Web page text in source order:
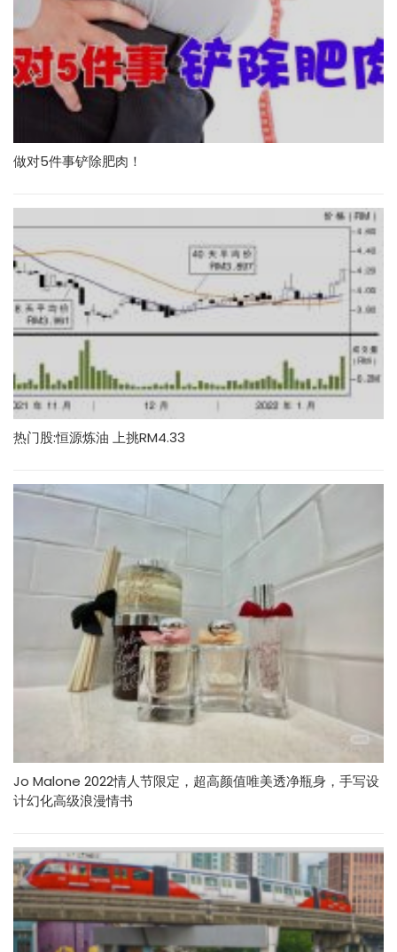
做对5件事铲除肥肉！
热门股:恒源炼油 上挑RM4.33
Jo Malone 2022情人节限定，超高颜值唯美透净瓶身，手写设
计幻化高级浪漫情书